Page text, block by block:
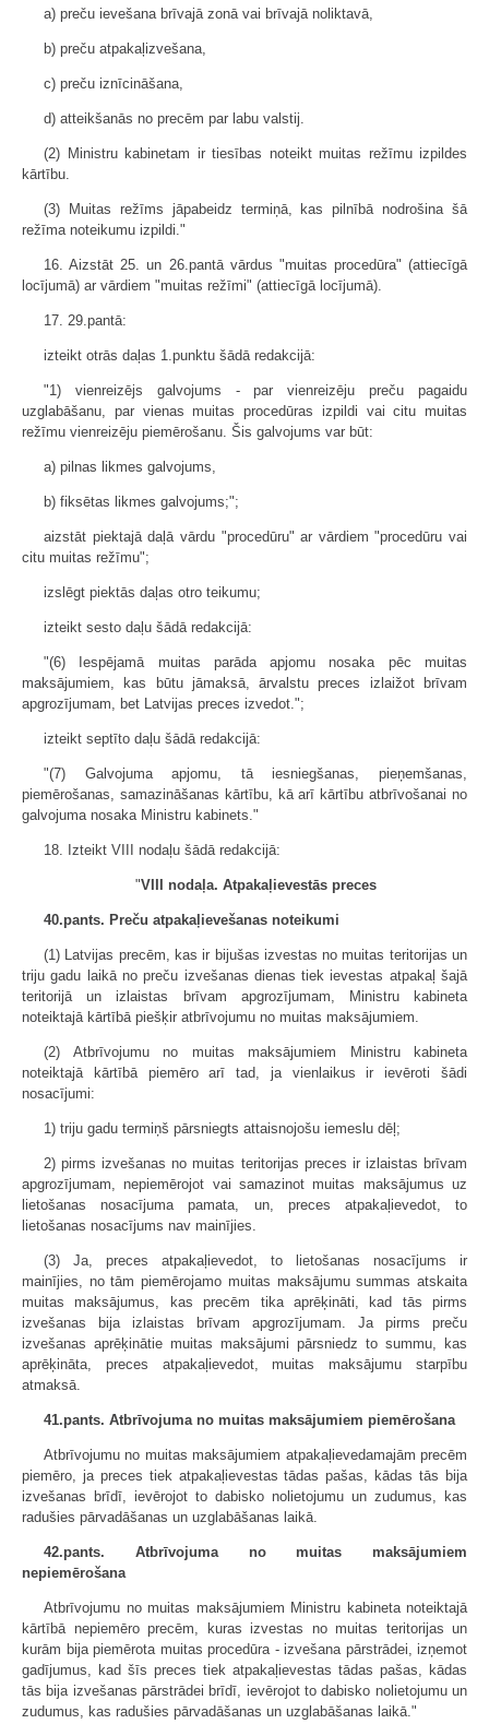
a) preču ievešana brīvajā zonā vai brīvajā noliktavā,
b) preču atpakaļizvešana,
c) preču iznīcināšana,
d) atteikšanās no precēm par labu valstij.
(2) Ministru kabinetam ir tiesības noteikt muitas režīmu izpildes
kārtību.
(3) Muitas režīms jāpabeidz termiņā, kas pilnībā nodrošina šā
režīma noteikumu izpildi."
16. Aizstāt 25. un 26.pantā vārdus "muitas procedūra" (attiecīgā
locījumā) ar vārdiem "muitas režīmi" (attiecīgā locījumā).
17. 29.pantā:
izteikt otrās daļas 1.punktu šādā redakcijā:
"1) vienreizējs galvojums - par vienreizēju preču pagaidu
uzglabāšanu, par vienas muitas procedūras izpildi vai citu muitas
režīmu vienreizēju piemērošanu. Šis galvojums var būt:
a) pilnas likmes galvojums,
b) fiksētas likmes galvojums;";
aizstāt piektajā daļā vārdu "procedūru" ar vārdiem "procedūru vai
citu muitas režīmu";
izslēgt piektās daļas otro teikumu;
izteikt sesto daļu šādā redakcijā:
"(6) Iespējamā muitas parāda apjomu nosaka pēc muitas
maksājumiem, kas būtu jāmaksā, ārvalstu preces izlaižot brīvam
apgrozījumam, bet Latvijas preces izvedot.";
izteikt septīto daļu šādā redakcijā:
"(7) Galvojuma apjomu, tā iesniegšanas, pieņemšanas,
piemērošanas, samazināšanas kārtību, kā arī kārtību atbrīvošanai no
galvojuma nosaka Ministru kabinets."
18. Izteikt VIII nodaļu šādā redakcijā:
"VIII nodaļa. Atpakaļievestās preces
40.pants. Preču atpakaļievešanas noteikumi
(1) Latvijas precēm, kas ir bijušas izvestas no muitas teritorijas un
triju gadu laikā no preču izvešanas dienas tiek ievestas atpakaļ šajā
teritorijā un izlaistas brīvam apgrozījumam, Ministru kabineta
noteiktajā kārtībā piešķir atbrīvojumu no muitas maksājumiem.
(2) Atbrīvojumu no muitas maksājumiem Ministru kabineta
noteiktajā kārtībā piemēro arī tad, ja vienlaikus ir ievēroti šādi
nosacījumi:
1) triju gadu termiņš pārsniegts attaisnojošu iemeslu dēļ;
2) pirms izvešanas no muitas teritorijas preces ir izlaistas brīvam
apgrozījumam, nepiemērojot vai samazinot muitas maksājumus uz
lietošanas nosacījuma pamata, un, preces atpakaļievedot, to
lietošanas nosacījums nav mainījies.
(3) Ja, preces atpakaļievedot, to lietošanas nosacījums ir
mainījies, no tām piemērojamo muitas maksājumu summas atskaita
muitas maksājumus, kas precēm tika aprēķināti, kad tās pirms
izvešanas bija izlaistas brīvam apgrozījumam. Ja pirms preču
izvešanas aprēķinātie muitas maksājumi pārsniedz to summu, kas
aprēķināta, preces atpakaļievedot, muitas maksājumu starpību
atmaksā.
41.pants. Atbrīvojuma no muitas maksājumiem piemērošana
Atbrīvojumu no muitas maksājumiem atpakaļievedamajām precēm
piemēro, ja preces tiek atpakaļievestas tādas pašas, kādas tās bija
izvešanas brīdī, ievērojot to dabisko nolietojumu un zudumus, kas
radušies pārvadāšanas un uzglabāšanas laikā.
42.pants. Atbrīvojuma no muitas maksājumiem
nepiemērošana
Atbrīvojumu no muitas maksājumiem Ministru kabineta noteiktajā
kārtībā nepiemēro precēm, kuras izvestas no muitas teritorijas un
kurām bija piemērota muitas procedūra - izvešana pārstrādei, izņemot
gadījumus, kad šīs preces tiek atpakaļievestas tādas pašas, kādas
tās bija izvešanas pārstrādei brīdī, ievērojot to dabisko nolietojumu un
zudumus, kas radušies pārvadāšanas un uzglabāšanas laikā."